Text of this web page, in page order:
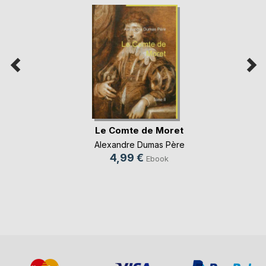
Le Comte de Moret
Alexandre Dumas Père
4,99 € Ebook